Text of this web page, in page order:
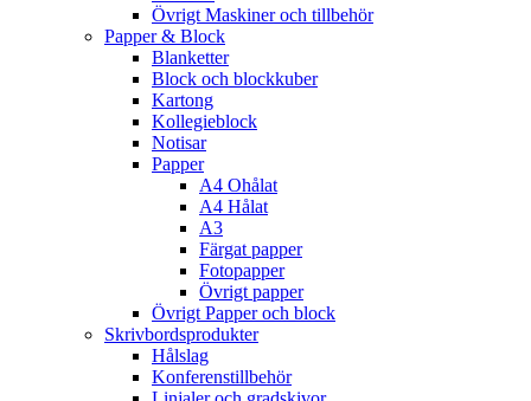
Övrigt Maskiner och tillbehör
Papper & Block
Blanketter
Block och blockkuber
Kartong
Kollegieblock
Notisar
Papper
A4 Ohålat
A4 Hålat
A3
Färgat papper
Fotopapper
Övrigt papper
Övrigt Papper och block
Skrivbordsprodukter
Hålslag
Konferenstillbehör